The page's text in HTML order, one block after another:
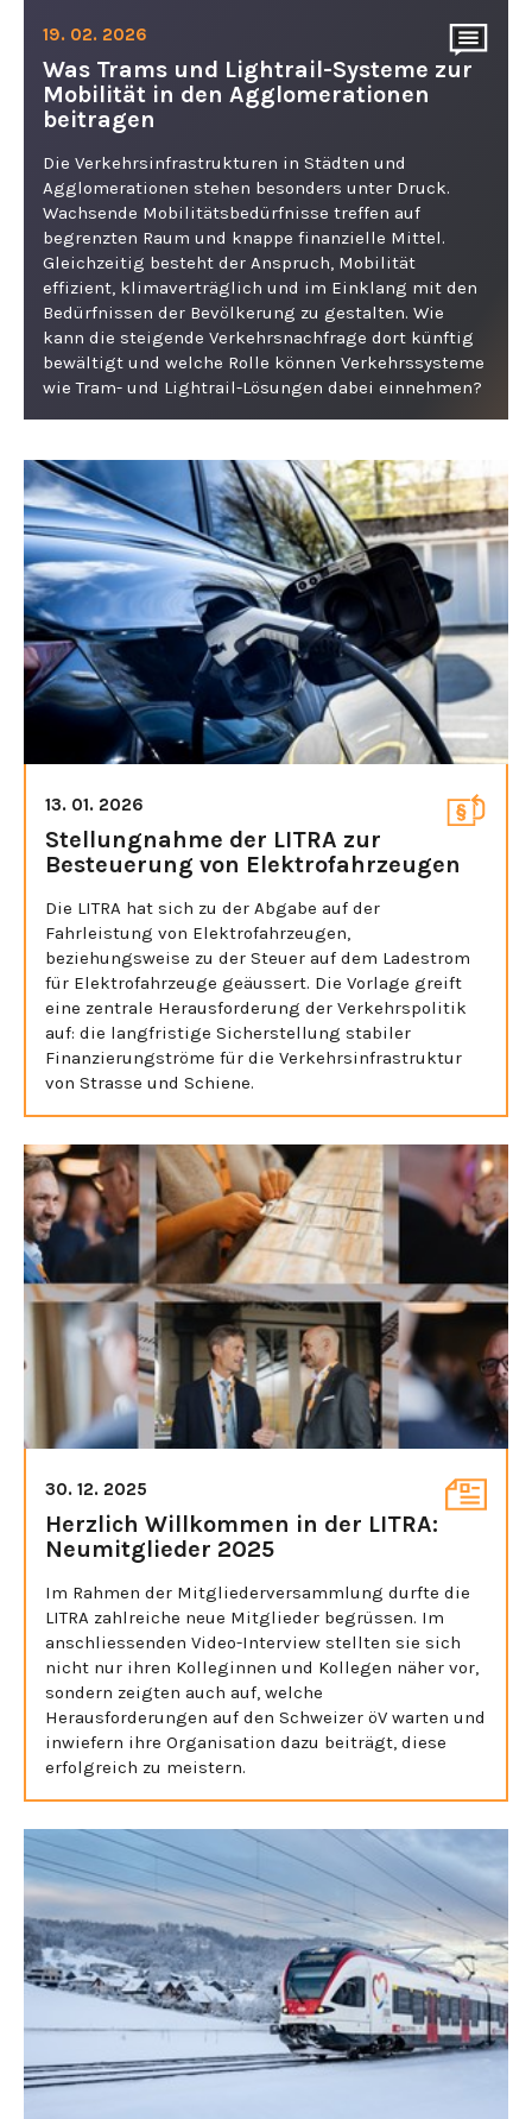
19. 02. 2026
Was Trams und Lightrail-Systeme zur
Mobilität in den Agglomerationen
beitragen
Die Verkehrsinfrastrukturen in Städten und
Agglomerationen stehen besonders unter Druck.
Wachsende Mobilitätsbedürfnisse treffen auf
begrenzten Raum und knappe finanzielle Mittel.
Gleichzeitig besteht der Anspruch, Mobilität
effizient, klimaverträglich und im Einklang mit den
Bedürfnissen der Bevölkerung zu gestalten. Wie
kann die steigende Verkehrsnachfrage dort künftig
bewältigt und welche Rolle können Verkehrssysteme
wie Tram- und Lightrail-Lösungen dabei einnehmen?
13. 01. 2026
Stellungnahme der LITRA zur
Besteuerung von Elektrofahrzeugen
Die LITRA hat sich zu der Abgabe auf der
Fahrleistung von Elektrofahrzeugen,
beziehungsweise zu der Steuer auf dem Ladestrom
für Elektrofahrzeuge geäussert. Die Vorlage greift
eine zentrale Herausforderung der Verkehrspolitik
auf: die langfristige Sicherstellung stabiler
Finanzierungströme für die Verkehrsinfrastruktur
von Strasse und Schiene.
30. 12. 2025
Herzlich Willkommen in der LITRA:
Neumitglieder 2025
Im Rahmen der Mitgliederversammlung durfte die
LITRA zahlreiche neue Mitglieder begrüssen. Im
anschliessenden Video-Interview stellten sie sich
nicht nur ihren Kolleginnen und Kollegen näher vor,
sondern zeigten auch auf, welche
Herausforderungen auf den Schweizer öV warten und
inwiefern ihre Organisation dazu beiträgt, diese
erfolgreich zu meistern.